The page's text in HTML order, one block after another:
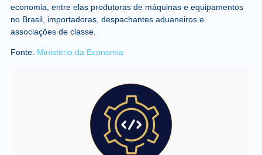
economia, entre elas produtoras de máquinas e equipamentos
no Brasil, importadoras, despachantes aduaneiros e
associações de classe.
Fonte: Ministério da Economia